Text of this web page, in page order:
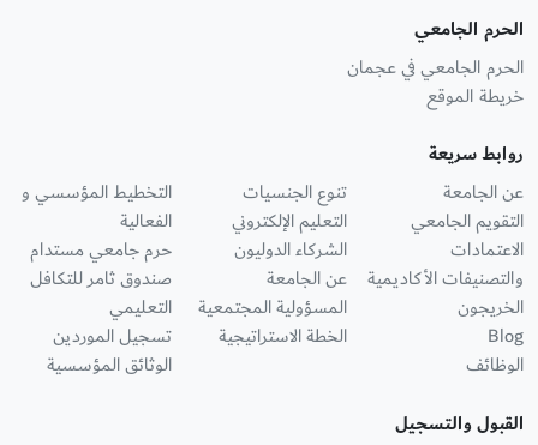
الحرم الجامعي
الحرم الجامعي في عجمان
خريطة الموقع
روابط سريعة
عن الجامعة
التقويم الجامعي
الاعتمادات
والتصنيفات الأكاديمية
الخريجون
Blog
الوظائف
تنوع الجنسيات
التعليم الإلكتروني
الشركاء الدوليون
عن الجامعة
المسؤولية المجتمعية
الخطة الاستراتيجية
التخطيط المؤسسي و
الفعالية
حرم جامعي مستدام
صندوق ثامر للتكافل
التعليمي
تسجيل الموردين
الوثائق المؤسسية
القبول والتسجيل